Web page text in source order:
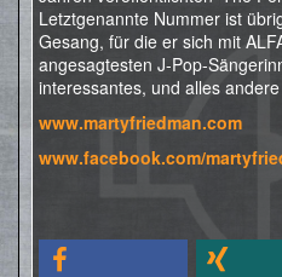
Letztgenannte Nummer ist
Gesang, für die er sich mit
angesagtesten J-Pop-
interessantes, und alles
www.martyfriedman.com
www.facebook.com/